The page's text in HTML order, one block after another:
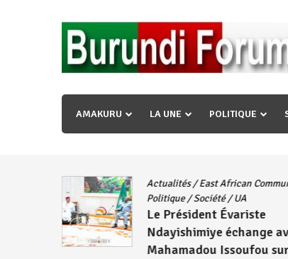
« Ingorane si ugupfa , ingorane ni ugupfa
uzopfire neza umuryango n’igihugu
AMAKURU LA UNE POLITIQUE
Actualités/East African
Politique/Société/UA
Le Président Évariste
Ndayishimiye échange
Mahamadou Issoufou